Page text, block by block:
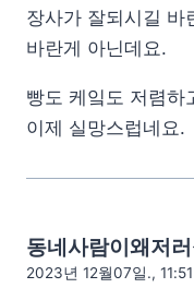
장사가 잘되시길 바
바란게 아닌데요.
빵도 케잌도 저렴하
이제 실망스럽네요.
동네사람이왜저
2023년 12월07일.,